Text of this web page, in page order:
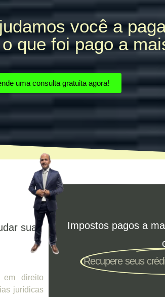
você a
que foi pago a
uma consulta gratuita agora!
sua
direito
jurídicas
Impostos pagos a
Recupere seus